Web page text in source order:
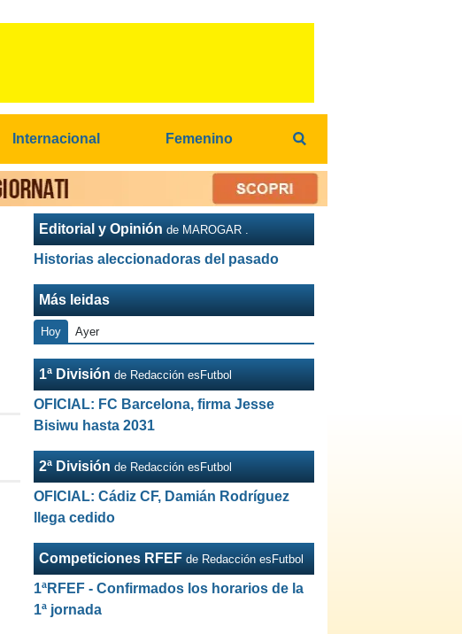
Internacional Femenino
Editorial y Opinión de MAROGAR .
Historias aleccionadoras del pasado
Más leidas
Hoy Ayer
1ª División de Redacción esFutbol
OFICIAL: FC Barcelona, firma Jesse
Bisiwu hasta 2031
2ª División de Redacción esFutbol
OFICIAL: Cádiz CF, Damián Rodríguez
llega cedido
Competiciones RFEF de Redacción esFutbol
1ªRFEF - Confirmados los horarios de la
1ª jornada